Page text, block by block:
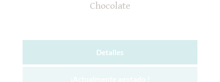
Chocolate
Detalles